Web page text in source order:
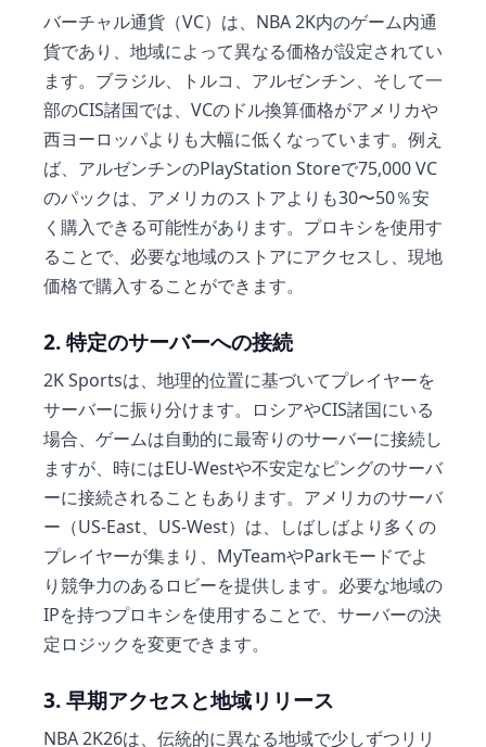
バーチャル通貨（VC）は、NBA 2K内のゲーム内通
貨であり、地域によって異なる価格が設定されてい
ます。ブラジル、トルコ、アルゼンチン、そして一
部のCIS諸国では、VCのドル換算価格がアメリカや
西ヨーロッパよりも大幅に低くなっています。例え
ば、アルゼンチンのPlayStation Storeで75,000 VC
のパックは、アメリカのストアよりも30〜50％安
く購入できる可能性があります。プロキシを使用す
ることで、必要な地域のストアにアクセスし、現地
価格で購入することができます。
2. 特定のサーバーへの接続
2K Sportsは、地理的位置に基づいてプレイヤーを
サーバーに振り分けます。ロシアやCIS諸国にいる
場合、ゲームは自動的に最寄りのサーバーに接続し
ますが、時にはEU-Westや不安定なピングのサーバ
ーに接続されることもあります。アメリカのサーバ
ー（US-East、US-West）は、しばしばより多くの
プレイヤーが集まり、MyTeamやParkモードでよ
り競争力のあるロビーを提供します。必要な地域の
IPを持つプロキシを使用することで、サーバーの決
定ロジックを変更できます。
3. 早期アクセスと地域リリース
NBA 2K26は、伝統的に異なる地域で少しずつリリ